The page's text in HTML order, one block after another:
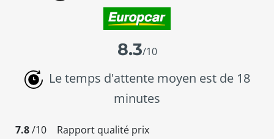
8.3/10
Le temps d'attente moyen est de 18
minutes
7.8/10 Rapport qualité prix